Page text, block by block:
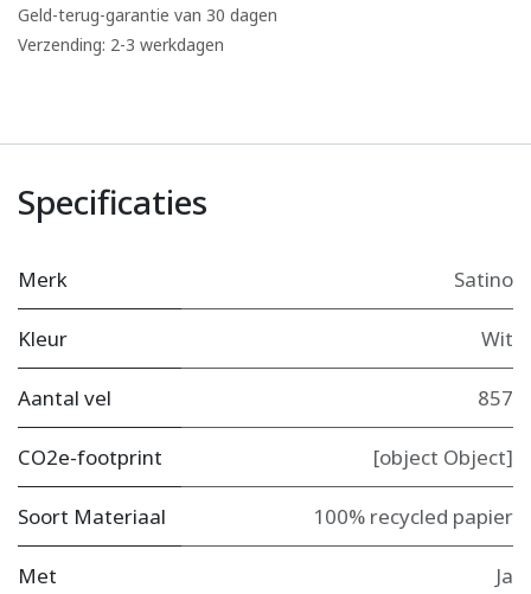
Geld-terug-garantie van 30 dagen
Verzending: 2-3 werkdagen
Specificaties
Merk Satino
Kleur Wit
Aantal vel 857
CO2e-footprint [object Object]
Soort Materiaal 100% recycled papier
Met
Ja